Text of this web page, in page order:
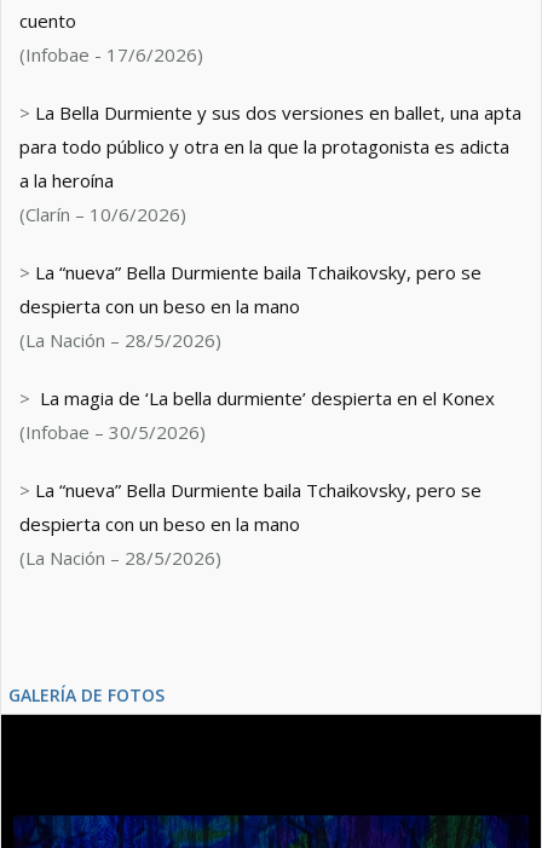
cuento
(Infobae - 17/6/2026)
> La Bella Durmiente y sus dos versiones en ballet, una apta
para todo público y otra en la que la protagonista es adicta
a la heroína
(Clarín – 10/6/2026)
> La “nueva” Bella Durmiente baila Tchaikovsky, pero se
despierta con un beso en la mano
(La Nación – 28/5/2026)
> La magia de ‘La bella durmiente’ despierta en el Konex
(Infobae – 30/5/2026)
> La “nueva” Bella Durmiente baila Tchaikovsky, pero se
despierta con un beso en la mano
(La Nación – 28/5/2026)
GALERÍA DE FOTOS